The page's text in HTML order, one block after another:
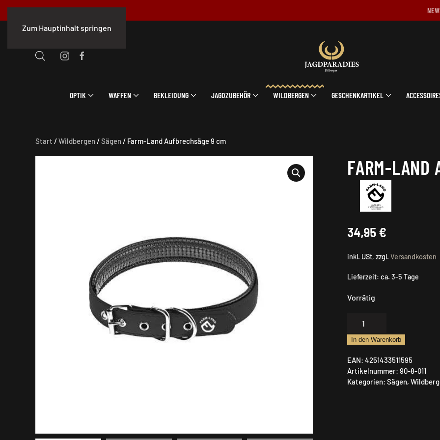
Zum Hauptinhalt springen
OPTIK WAFFEN BEKLEIDUNG JAGDZUBEHÖR WILDBERGEN GESCHENKARTIKEL
Start /Wildbergen /Sägen / Farm-Land Aufbrechsäge 9 cm
FARM-LAND
34,95 €
inkl. USt, zzgl. Versandkosten
Lieferzeit: ca. 3-5 Tage
Vorrätig
Aufbrechsäge
cm
Menge
In den Warenkorb
EAN: 4251433511595
Artikelnummer: 90-8-011
Kategorien: Sägen,